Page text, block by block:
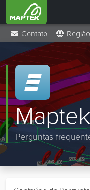
Contato
Perguntas